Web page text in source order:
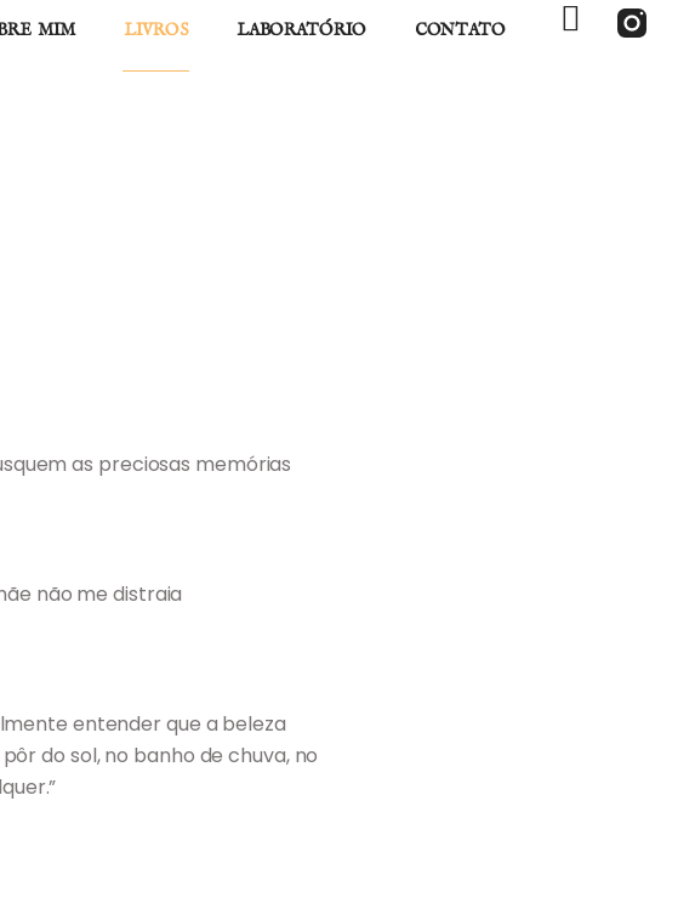
MIM LIVROS LABORATÓRIO CONTATO
as preciosas memórias
não me distraia
entender que a beleza
do sol, no banho de chuva, no